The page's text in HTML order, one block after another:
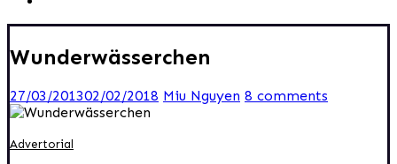
Wunderwässerchen
27/03/201302/02/2018 Miu Nguyen 8 comments
Advertorial